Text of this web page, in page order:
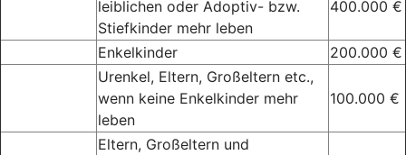
leiblichen oder Adoptiv- bzw.
Stiefkinder mehr leben
400.000 €
Enkelkinder
200.000 €
Urenkel, Eltern, Großeltern etc.,
wenn keine Enkelkinder mehr
leben
100.000 €
Eltern, Großeltern und